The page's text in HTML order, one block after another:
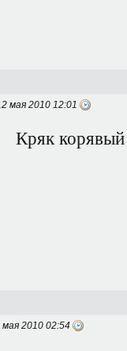
мая 2010 12:01
Кряк корявый
2010 02:54